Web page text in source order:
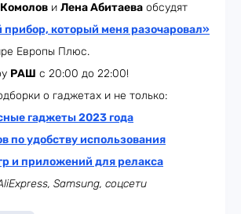
и Лена Абитаева обсудят
прибор, который меня разочаровал»
Европы Плюс.
РАШ с 20:00 до 22:00!
о гаджетах и не только:
гаджеты 2023 года
по удобству использования
и приложений для релакса
Samsung, соцсети